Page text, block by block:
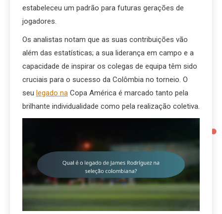
estabeleceu um padrão para futuras gerações de
jogadores.
Os analistas notam que as suas contribuições vão
além das estatísticas; a sua liderança em campo e a
capacidade de inspirar os colegas de equipa têm sido
cruciais para o sucesso da Colômbia no torneio. O
seu legado na Copa América é marcado tanto pela
brilhante individualidade como pela realização coletiva.